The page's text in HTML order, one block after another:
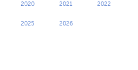
2020 2021 2022
2025 2026